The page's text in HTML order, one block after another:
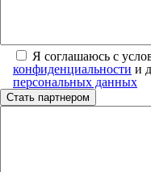
Я соглашаюсь с
конфиденциальности и
персональных данных